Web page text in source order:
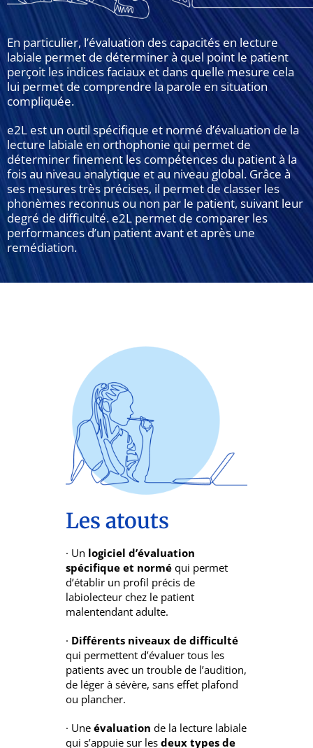
En particulier, l’évaluation des capacités en lecture
labiale permet de déterminer à quel point le patient
perçoit les indices faciaux et dans quelle mesure cela
lui permet de comprendre la parole en situation
compliquée.
e2L est un outil spécifique et normé d’évaluation de la
lecture labiale en orthophonie qui permet de
déterminer finement les compétences du patient à la
fois au niveau analytique et au niveau global. Grâce à
ses mesures très précises, il permet de classer les
phonèmes reconnus ou non par le patient, suivant leur
degré de difficulté. e2L permet de comparer les
performances d’un patient avant et après une
remédiation.
Les atouts
· Un logiciel d’évaluation
spécifique et normé qui permet
d’établir un profil précis de
labiolecteur chez le patient
malentendant adulte.
· Différents niveaux de difficulté
qui permettent d’évaluer tous les
patients avec un trouble de l’audition,
de léger à sévère, sans effet plafond
ou plancher.
· Une évaluation de la lecture labiale
qui s’appuie sur les deux types de